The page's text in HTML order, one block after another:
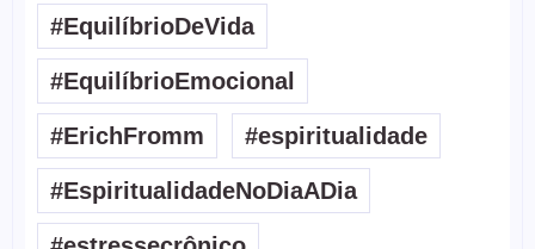
#EquilíbrioDeVida
#EquilíbrioEmocional
#ErichFromm #espiritualidade
#EspiritualidadeNoDiaADia